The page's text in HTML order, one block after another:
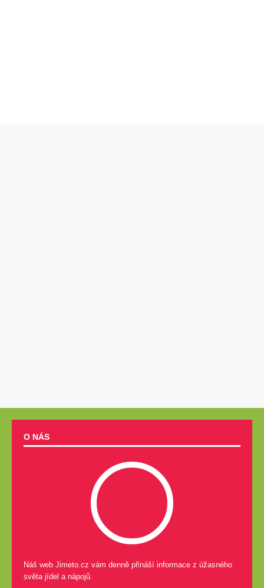
O NÁS
Náš web Jimeto.cz vám denně přináší informace z úžasného
světa jídel a nápojů.